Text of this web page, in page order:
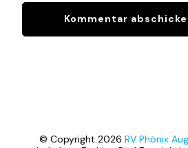
© Copyright 2026 RV Phönix